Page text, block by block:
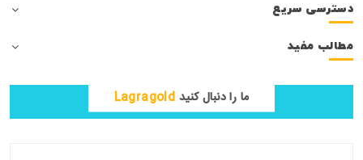
دسترسی سریع
مطالب مفید
ما را دنبال کنید Lagragold